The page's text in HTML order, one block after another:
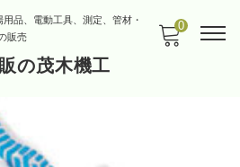
品、電動工具、測定、管材・
販売
の茂木機工
0